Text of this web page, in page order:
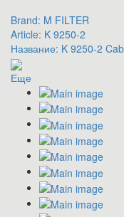
Brand: M FILTER
Article: K 9250-2
Название: K 9250-2
Еще